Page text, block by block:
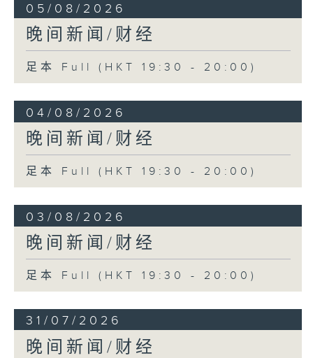
05/08/2026
晚间新闻/财经
足本 Full (HKT 19:30 - 20:00)
04/08/2026
晚间新闻/财经
足本 Full (HKT 19:30 - 20:00)
03/08/2026
晚间新闻/财经
足本 Full (HKT 19:30 - 20:00)
31/07/2026
晚间新闻/财经